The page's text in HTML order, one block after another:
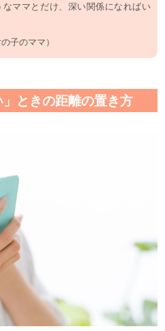
なママとだけ、深い関係になればい
子のママ）
」ときの距離の置き方